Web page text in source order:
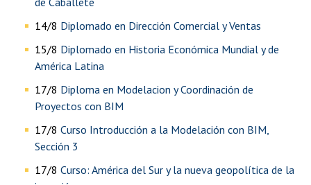
14/8 Diplomado en Dirección Comercial y Ventas
15/8 Diplomado en Historia Económica Mundial y de
América Latina
17/8 Diploma en Modelacion y Coordinación de
Proyectos con BIM
17/8 Curso Introducción a la Modelación con BIM,
Sección 3
17/8 Curso: América del Sur y la nueva geopolítica de la